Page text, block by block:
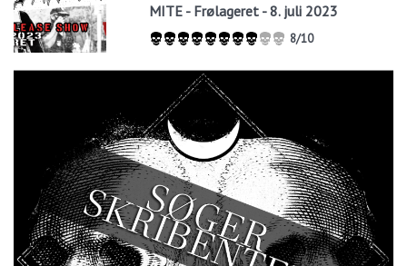
MITE - Frølageret - 8. juli 2023
8/10